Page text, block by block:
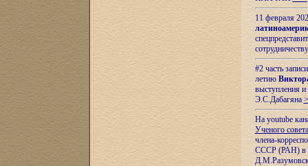
11 февраля
#2 часть
летию
выступления
Э.С.Дабагяна
На youtube
Ученого
члена-
СССР (РАН) в